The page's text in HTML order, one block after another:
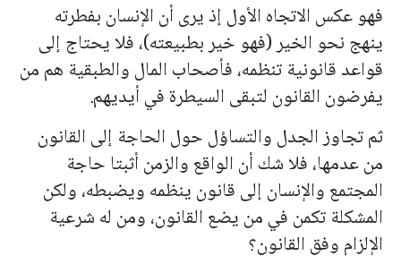
فهو عكس الاتجاه الأول إذ يرى أن الإنسان بفطرته
ينهج نحو الخير (فهو خير بطبيعته)، فلا يحتاج إلى
قواعد قانونية تنظمه، فأصحاب المال والطبقية هم من
يفرضون القانون لتبقى السيطرة في أيديهم.
ثم تجاوز الجدل والتساؤل حول الحاجة إلى القانون
من عدمها، فلا شك أن الواقع والزمن أثبتا حاجة
المجتمع والإنسان إلى قانون ينظمه ويضبطه، ولكن
المشكلة تكمن في من يضع القانون، ومن له شرعية
الإلزام وفق القانون؟